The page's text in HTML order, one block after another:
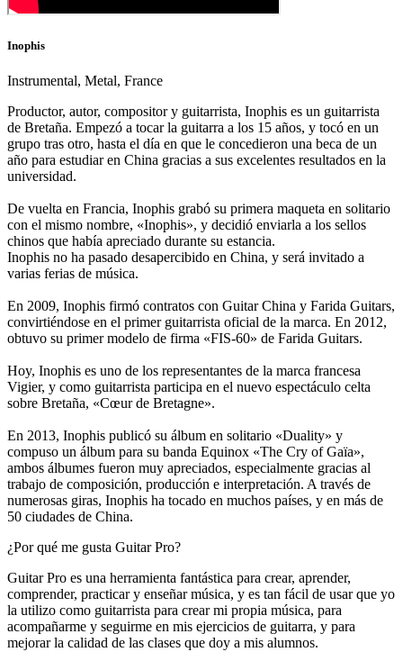
Inophis
Instrumental, Metal, France
Productor, autor, compositor y guitarrista, Inophis es un guitarrista
de Bretaña. Empezó a tocar la guitarra a los 15 años, y tocó en un
grupo tras otro, hasta el día en que le concedieron una beca de un
año para estudiar en China gracias a sus excelentes resultados en la
universidad.
De vuelta en Francia, Inophis grabó su primera maqueta en solitario
con el mismo nombre, «Inophis», y decidió enviarla a los sellos
chinos que había apreciado durante su estancia.
Inophis no ha pasado desapercibido en China, y será invitado a
varias ferias de música.
En 2009, Inophis firmó contratos con Guitar China y Farida Guitars,
convirtiéndose en el primer guitarrista oficial de la marca. En 2012,
obtuvo su primer modelo de firma «FIS-60» de Farida Guitars.
Hoy, Inophis es uno de los representantes de la marca francesa
Vigier, y como guitarrista participa en el nuevo espectáculo celta
sobre Bretaña, «Cœur de Bretagne».
En 2013, Inophis publicó su álbum en solitario «Duality» y
compuso un álbum para su banda Equinox «The Cry of Gaïa»,
ambos álbumes fueron muy apreciados, especialmente gracias al
trabajo de composición, producción e interpretación. A través de
numerosas giras, Inophis ha tocado en muchos países, y en más de
50 ciudades de China.
¿Por qué me gusta Guitar Pro?
Guitar Pro es una herramienta fantástica para crear, aprender,
comprender, practicar y enseñar música, y es tan fácil de usar que yo
la utilizo como guitarrista para crear mi propia música, para
acompañarme y seguirme en mis ejercicios de guitarra, y para
mejorar la calidad de las clases que doy a mis alumnos.